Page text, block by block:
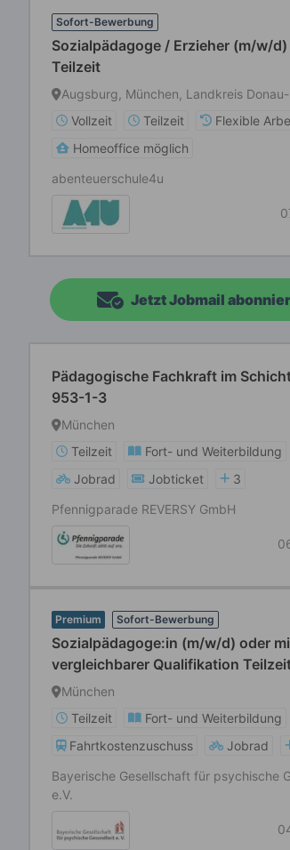
Sofort-Bewerbung
Sozialpädagoge / Erzieher (m/w/
Teilzeit
Augsburg, München, Landkreis
Vollzeit
Teilzeit
Flexible
Homeoffice möglich
abenteuerschule4u
Jetzt Jobmail
Pädagogische Fachkraft im
953-1-3
München
Teilzeit
Fort- und Weiterbildung
Jobrad
Jobticket
3
Pfennigparade REVERSY GmbH
Premium Sofort-Bewerbung
Sozialpädagoge:in (m/w/d) oder
vergleichbarer Qualifikation
München
Teilzeit
Fort- und Weiterbildung
Fahrtkostenzuschuss
Jobrad
Bayerische Gesellschaft für psychische
e.V.